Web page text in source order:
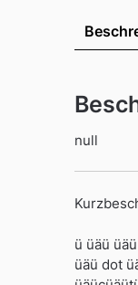
null
ü üäü
üäü dot